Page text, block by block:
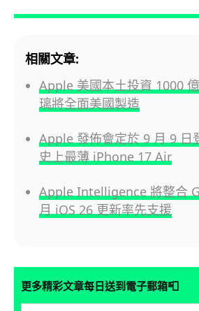
相關文章:
Apple 美國本土投資 1000
璃將全面美國製造
Apple 發佈會定於 9 月 9
史上最薄 iPhone 17 Air
Apple Intelligence 將整合
月 iOS 26 更新率先支援
更多精彩文章每日送到電子郵箱📮